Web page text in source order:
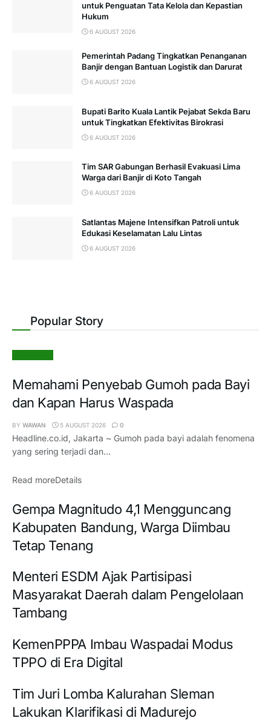
untuk Penguatan Tata Kelola dan Kepastian
Hukum
6 AUGUST 2026
Pemerintah Padang Tingkatkan Penanganan
Banjir dengan Bantuan Logistik dan Darurat
6 AUGUST 2026
Bupati Barito Kuala Lantik Pejabat Sekda Baru
untuk Tingkatkan Efektivitas Birokrasi
6 AUGUST 2026
Tim SAR Gabungan Berhasil Evakuasi Lima
Warga dari Banjir di Koto Tangah
6 AUGUST 2026
Satlantas Majene Intensifkan Patroli untuk
Edukasi Keselamatan Lalu Lintas
6 AUGUST 2026
Popular Story
Memahami Penyebab Gumoh pada Bayi
dan Kapan Harus Waspada
BY WAWAN 5 AUGUST 2026 0
Headline.co.id, Jakarta ~ Gumoh pada bayi adalah fenomena
yang sering terjadi dan...
Read moreDetails
Gempa Magnitudo 4,1 Mengguncang
Kabupaten Bandung, Warga Diimbau
Tetap Tenang
Menteri ESDM Ajak Partisipasi
Masyarakat Daerah dalam Pengelolaan
Tambang
KemenPPPA Imbau Waspadai Modus
TPPO di Era Digital
Tim Juri Lomba Kalurahan Sleman
Lakukan Klarifikasi di Madurejo